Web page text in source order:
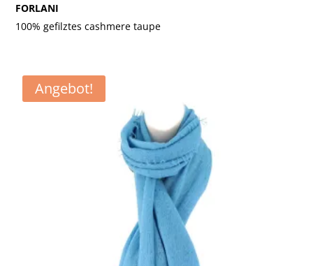
Preis
war:
ist:
FORLANI
100% gefilztes cashmere taupe
Angebot!